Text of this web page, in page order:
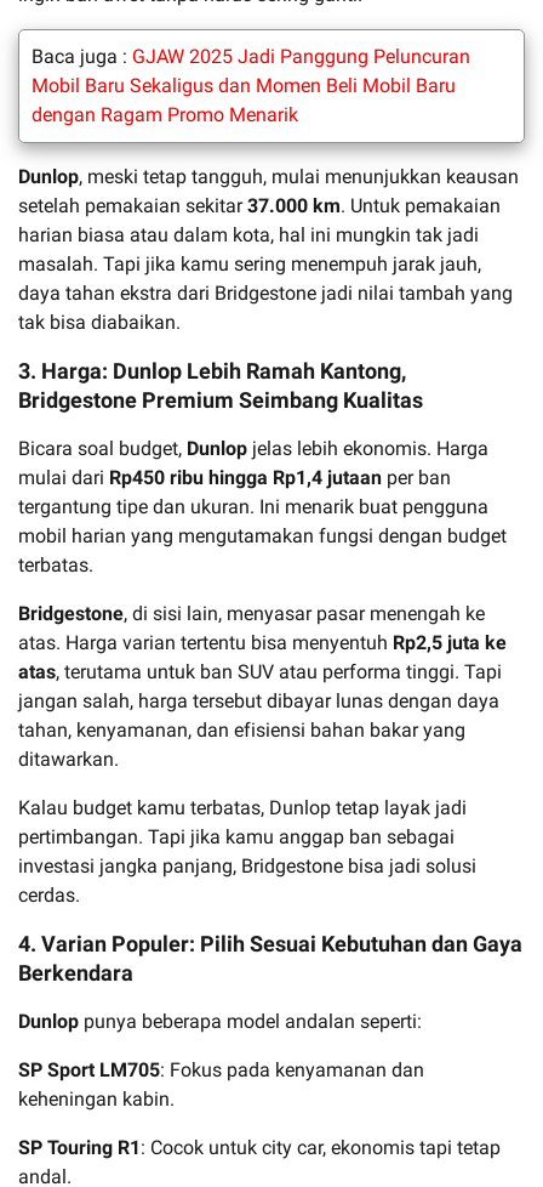
Baca juga : GJAW 2025 Jadi Panggung Peluncuran
Mobil Baru Sekaligus dan Momen Beli Mobil Baru
dengan Ragam Promo Menarik
Dunlop, meski tetap tangguh, mulai menunjukkan keausan
setelah pemakaian sekitar37.000 km. Untuk pemakaian
harian biasa atau dalam kota, hal ini mungkin tak jadi
masalah. Tapi jika kamu sering menempuh jarak jauh,
daya tahan ekstra dari Bridgestone jadi nilai tambah yang
tak bisa diabaikan.
3. Harga: Dunlop Lebih Ramah Kantong,
Bridgestone Premium Seimbang Kualitas
Bicara soal budget, Dunlop jelas lebih ekonomis. Harga
mulai dari Rp450 ribu hingga Rp1,4 jutaan per ban
tergantung tipe dan ukuran. Ini menarik buat pengguna
mobil harian yang mengutamakan fungsi dengan budget
terbatas.
Bridgestone, di sisi lain, menyasar pasar menengah ke
atas. Harga varian tertentu bisa menyentuh Rp2,5 juta ke
atas, terutama untuk ban SUV atau performa tinggi. Tapi
jangan salah, harga tersebut dibayar lunas dengan daya
tahan, kenyamanan, dan efisiensi bahan bakar yang
ditawarkan.
Kalau budget kamu terbatas, Dunlop tetap layak jadi
pertimbangan. Tapi jika kamu anggap ban sebagai
investasi jangka panjang, Bridgestone bisa jadi solusi
cerdas.
4. Varian Populer: Pilih Sesuai Kebutuhan dan Gaya
Berkendara
Dunlop punya beberapa model andalan seperti:
SP Sport LM705: Fokus pada kenyamanan dan
keheningan kabin.
SP Touring R1: Cocok untuk city car, ekonomis tapi tetap
andal.